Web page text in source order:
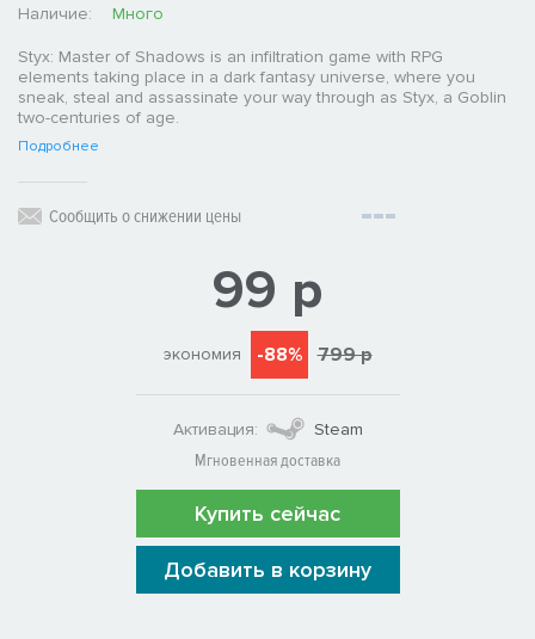
Наличие:
Много
Styx: Master of Shadows is an infiltration game with RPG
elements taking place in a dark fantasy universe, where you
sneak, steal and assassinate your way through as Styx, a Goblin
two-centuries of age.
Подробнее
Сообщить о снижении цены
99 р
экономия -88% 799 р
Активация:
Steam
Мгновенная доставка
Купить сейчас
Добавить в корзину